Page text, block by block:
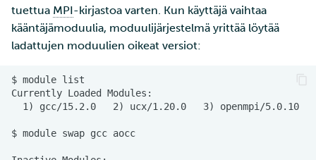
tuettua MPI-kirjastoa varten. Kun käyttäjä vaihtaa
kääntäjämoduulia, moduulijärjestelmä yrittää löytää
ladattujen moduulien oikeat versiot: